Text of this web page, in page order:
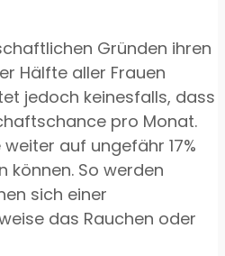
Gründen ihren
Hälfte aller Frauen
jedoch keinesfalls, dass
pro Monat.
auf ungefähr 17%
können. So werden
sich einer
das Rauchen oder